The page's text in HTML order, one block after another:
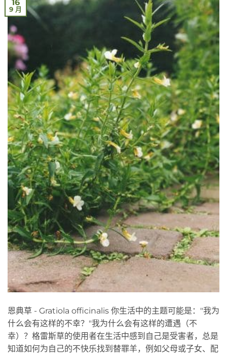
16
9 月
恩典草 - Gratiola officinalis 你生活中的主题可能是："我为
什么会有这样的不幸？"我为什么会有这样的遭遇（不
幸）？格雷斯草的使用者在生活中感到自己是受害者，总是
知道如何为自己的不快乐找到替罪羊，例如父母或子女、配